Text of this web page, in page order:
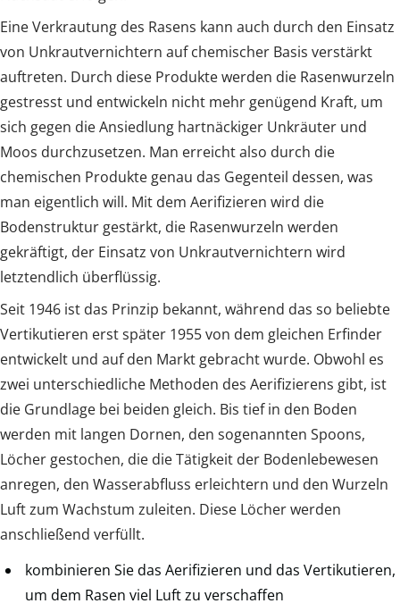
Eine Verkrautung des Rasens kann auch durch den Einsatz
von Unkrautvernichtern auf chemischer Basis verstärkt
auftreten. Durch diese Produkte werden die Rasenwurzeln
gestresst und entwickeln nicht mehr genügend Kraft, um
sich gegen die Ansiedlung hartnäckiger Unkräuter und
Moos durchzusetzen. Man erreicht also durch die
chemischen Produkte genau das Gegenteil dessen, was
man eigentlich will. Mit dem Aerifizieren wird die
Bodenstruktur gestärkt, die Rasenwurzeln werden
gekräftigt, der Einsatz von Unkrautvernichtern wird
letztendlich überflüssig.
Seit 1946 ist das Prinzip bekannt, während das so beliebte
Vertikutieren erst später 1955 von dem gleichen Erfinder
entwickelt und auf den Markt gebracht wurde. Obwohl es
zwei unterschiedliche Methoden des Aerifizierens gibt, ist
die Grundlage bei beiden gleich. Bis tief in den Boden
werden mit langen Dornen, den sogenannten Spoons,
Löcher gestochen, die die Tätigkeit der Bodenlebewesen
anregen, den Wasserabfluss erleichtern und den Wurzeln
Luft zum Wachstum zuleiten. Diese Löcher werden
anschließend verfüllt.
kombinieren Sie das Aerifizieren und das Vertikutieren,
um dem Rasen viel Luft zu verschaffen